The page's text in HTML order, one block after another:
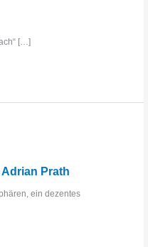
[…]
Adrian Prath
ein dezentes